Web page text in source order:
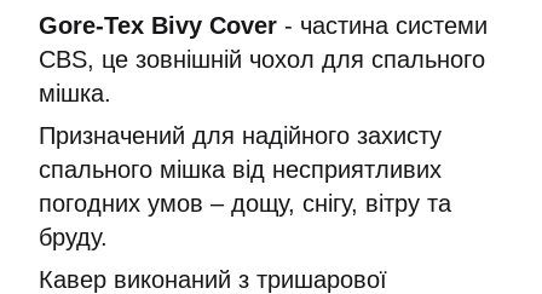
Gore-Tex Bivy Cover - частина системи
CBS, це зовнішній чохол для спального
мішка.
Призначений для надійного захисту
спального мішка від несприятливих
погодних умов – дощу, снігу, вітру та
бруду.
Кавер виконаний з тришарової